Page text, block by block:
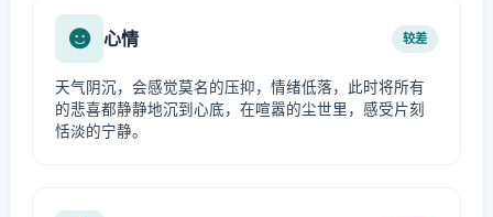
心情 较差
天气阴沉，会感觉莫名的压抑，情绪低落，此时将所有
的悲喜都静静地沉到心底，在喧嚣的尘世里，感受片刻
恬淡的宁静。